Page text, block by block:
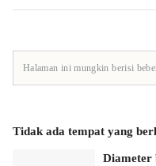
Halaman ini mungkin berisi
Tidak ada tempat yang
Diameter